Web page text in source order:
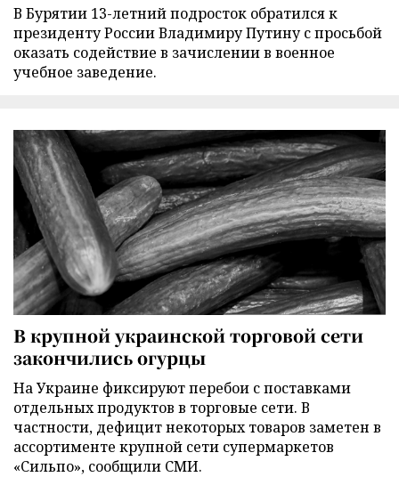
В Бурятии 13-летний подросток обратился к
президенту России Владимиру Путину с просьбой
оказать содействие в зачислении в военное
учебное заведение.
В крупной украинской торговой сети
закончились огурцы
На Украине фиксируют перебои с поставками
отдельных продуктов в торговые сети. В
частности, дефицит некоторых товаров заметен в
ассортименте крупной сети супермаркетов
«Сильпо», сообщили СМИ.